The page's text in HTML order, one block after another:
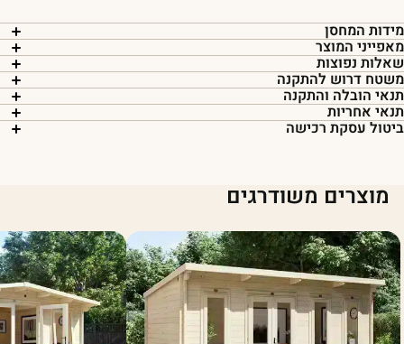
המחסן
המוצר
נפוצות
דרוש להתקנה
הובלה והתקנה
אחריות
עסקת רכישה
מוצרים משודרגים